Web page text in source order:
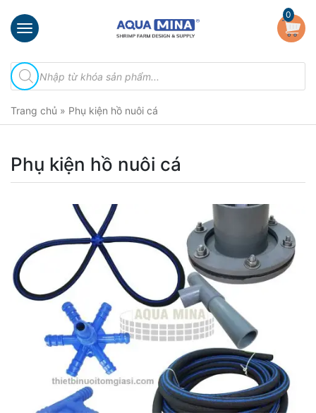
×
chủ
thiệu
phẩm
Đầu
Ventek
Hướng
dẫn
0
Tìm
kiếm
sản
Trang chủ » Phụ kiện hồ nuôi cá
Phụ kiện hồ nuôi cá